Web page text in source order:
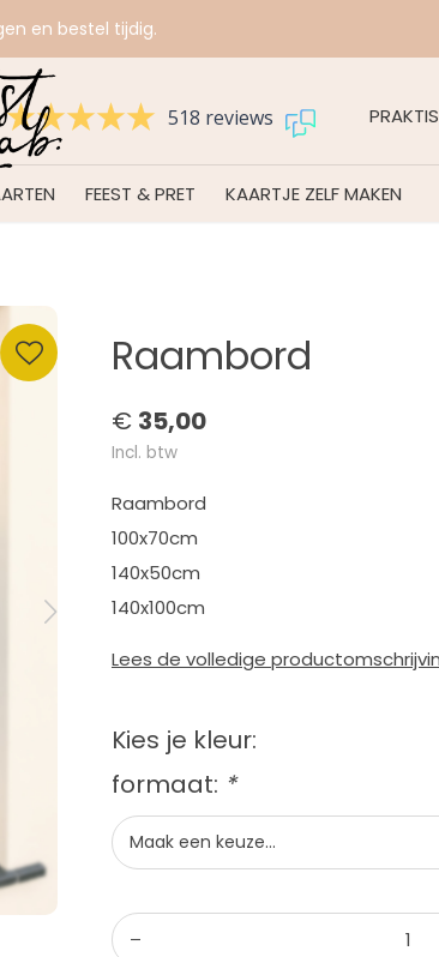
FEEST & PRET KAARTJE ZELF MAKEN
518 reviews
en bestel tijdig.
Raambord
€ 35,00
Incl. btw
Raambord
100x70cm
140x50cm
140x100cm
Lees de volledige
Kies je kleur:
formaat: *